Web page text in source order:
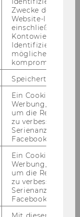
(Ar­beit­neh­me­
gem. § 128
be­set­zen.
(deutsch, eng­
Ver­an­stal­tun­
Qua­li­fi­ka­tio­
EU-​
Qua­li­fi­ka­tio­
in Wort
fun­
(MS Of­
Zwecke der
Website-
einschließlich der
Identifizierung
möglicherweise
kompromittierten
Speichert
Ein Cookie für
Werbung, das
um die Relevanz
zu verbessern
Facebook
Ein Cookie für
Werbung, das
um die Relevanz
zu verbessern
Facebook